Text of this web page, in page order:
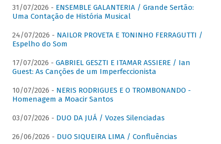
31/07/2026 - ENSEMBLE GALANTERIA / Grande Sertão:
Uma Contação de História Musical
24/07/2026 - NAILOR PROVETA E TONINHO FERRAGUTTI /
Espelho do Som
17/07/2026 - GABRIEL GESZTI E ITAMAR ASSIERE / Ian
Guest: As Canções de um Imperfeccionista
10/07/2026 - NERIS RODRIGUES E O TROMBONANDO -
Homenagem a Moacir Santos
03/07/2026 - DUO DA JUÁ / Vozes Silenciadas
26/06/2026 - DUO SIQUEIRA LIMA / Confluências